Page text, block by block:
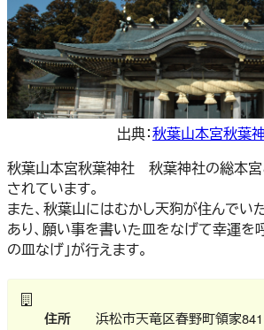
出典：秋葉山本宮秋葉
秋葉山本宮秋葉神社 秋葉神社の総本宮
されています。
また、秋葉山にはむかし天狗が住んでい
あり、願い事を書いた皿をなげて幸運を
の皿なげ」が行えます。
住所 浜松市天竜区春野町領家841